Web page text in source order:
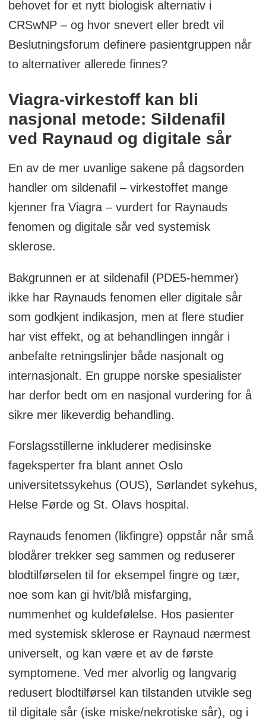
behovet for et nytt biologisk alternativ i
CRSwNP – og hvor snevert eller bredt vil
Beslutningsforum definere pasientgruppen når
to alternativer allerede finnes?
Viagra-virkestoff kan bli
nasjonal metode: Sildenafil
ved Raynaud og digitale sår
En av de mer uvanlige sakene på dagsorden
handler om sildenafil – virkestoffet mange
kjenner fra Viagra – vurdert for Raynauds
fenomen og digitale sår ved systemisk
sklerose.
Bakgrunnen er at sildenafil (PDE5-hemmer)
ikke har Raynauds fenomen eller digitale sår
som godkjent indikasjon, men at flere studier
har vist effekt, og at behandlingen inngår i
anbefalte retningslinjer både nasjonalt og
internasjonalt. En gruppe norske spesialister
har derfor bedt om en nasjonal vurdering for å
sikre mer likeverdig behandling.
Forslagsstillerne inkluderer medisinske
fageksperter fra blant annet Oslo
universitetssykehus (OUS), Sørlandet sykehus,
Helse Førde og St. Olavs hospital.
Raynauds fenomen (likfingre) oppstår når små
blodårer trekker seg sammen og reduserer
blodtilførselen til for eksempel fingre og tær,
noe som kan gi hvit/blå misfarging,
nummenhet og kuldefølelse. Hos pasienter
med systemisk sklerose er Raynaud nærmest
universelt, og kan være et av de første
symptomene. Ved mer alvorlig og langvarig
redusert blodtilførsel kan tilstanden utvikle seg
til digitale sår (iske miske/nekrotiske sår), og i